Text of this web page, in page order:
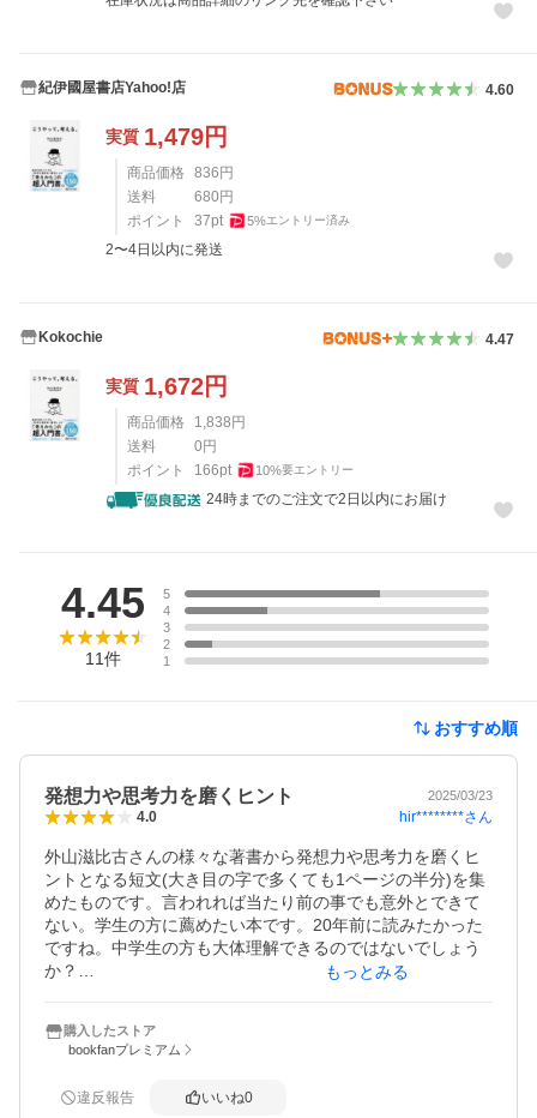
紀伊國屋書店Yahoo!店 4.60
実質 1,479円
商品価格 836円
送料
680円
ポイント
37pt 5%エントリー済み
2〜4日以内に発送
Kokochie 4.47
実質 1,672円
商品価格 1,838円
送料
0円
ポイント
166pt 10%要エントリー
24時までのご注文で2日以内にお届け
4.45
11件
5
4
3
2
1
おすすめ順
発想力や思考力を磨くヒント 2025/03/23
4.0 hir********さん
外山滋比古さんの様々な著書から発想力や思考力を磨くヒ
ントとなる短文(大き目の字で多くても1ページの半分)を集
めたものです。言われれば当たり前の事でも意外とできて
ない。学生の方に薦めたい本です。20年前に読みたかった
ですね。中学生の方も大体理解できるのではないでしょう
か？
つながる読書」「発想が豊かになる”おしゃべり”」「未来を
創るヒント」となっています。
ら各著書に深く学ぶこともできます。
もっとみる
購入したストア
bookfanプレミアム
違反報告 いいね0